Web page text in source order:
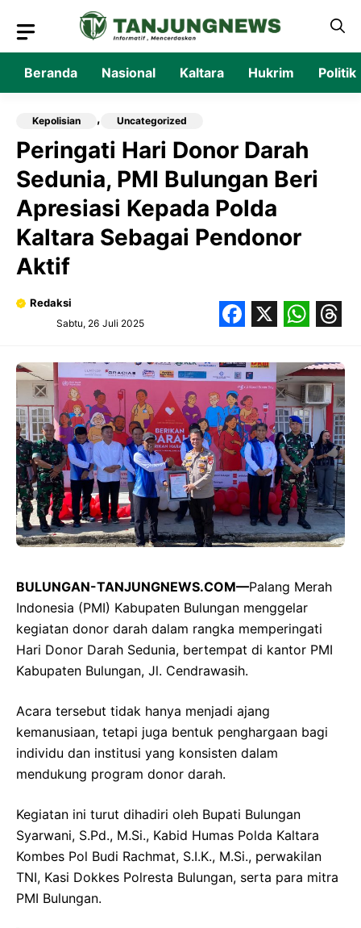
isi
Beranda Nasional Kaltara Hukrim Politik
Kepolisian , Uncategorized
Peringati Hari Donor Darah
Sedunia, PMI Bulungan Beri
Apresiasi Kepada Polda
Kaltara Sebagai Pendonor
Aktif
Redaksi
Sabtu, 26 Juli 2025
BULUNGAN-TANJUNGNEWS.COM—Palang Merah
Indonesia (PMI) Kabupaten Bulungan menggelar
kegiatan donor darah dalam rangka memperingati
Hari Donor Darah Sedunia, bertempat di kantor PMI
Kabupaten Bulungan, Jl. Cendrawasih.
Acara tersebut tidak hanya menjadi ajang
kemanusiaan, tetapi juga bentuk penghargaan bagi
individu dan institusi yang konsisten dalam
mendukung program donor darah.
Kegiatan ini turut dihadiri oleh Bupati Bulungan
Syarwani, S.Pd., M.Si., Kabid Humas Polda Kaltara
Kombes Pol Budi Rachmat, S.I.K., M.Si., perwakilan
TNI, Kasi Dokkes Polresta Bulungan, serta para mitra
PMI Bulungan.